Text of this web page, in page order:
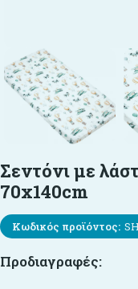
Σεντόνι με
70x140cm
Κωδικός προϊόντος:
Προδιαγραφές: